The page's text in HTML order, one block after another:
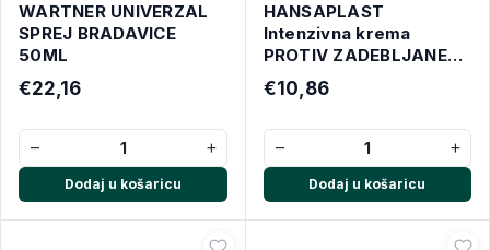
WARTNER UNIVERZAL
SPREJ BRADAVICE
50ML
€22,16
− +
Dodaj u košaricu
HANSAPLAST
Intenzivna krema
PROTIV ZADEBLJANE
KOŽE s 20% ureje
€10,86
− +
Dodaj u košaricu